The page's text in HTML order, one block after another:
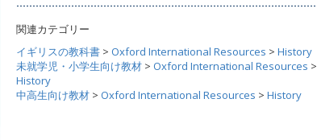
関連カテゴリー
イギリスの教科書 > Oxford International Resources > History
未就学児・小学生向け教材 > Oxford International Resources >
History
中高生向け教材 > Oxford International Resources > History